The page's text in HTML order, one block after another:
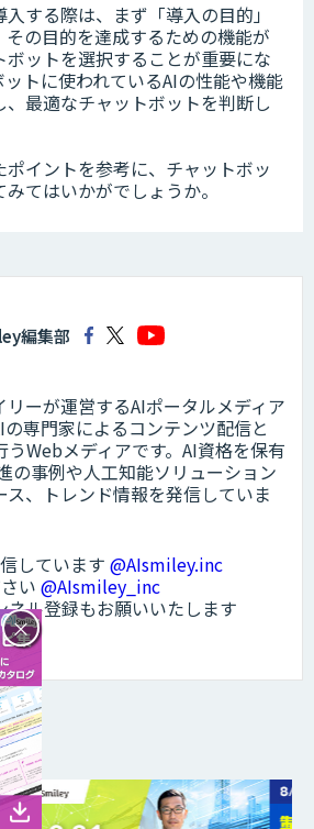
する際は、まず「導入の目的」
の目的を達成するための機能が
ットを選択することが重要にな
ットに使われているAIの性能や機能
最適なチャットボットを判断し
イントを参考に、チャットボッ
てはいかがでしょうか。
編集部
ーが運営するAIポータルメディア
の専門家によるコンテンツ配信と
うWebメディアです。AI資格を保有
の事例や人工知能ソリューション
ス、トレンド情報を発信していま
しています @AIsmiley.inc
い @AIsmiley_inc
ル登録もお願いいたします
ス
×